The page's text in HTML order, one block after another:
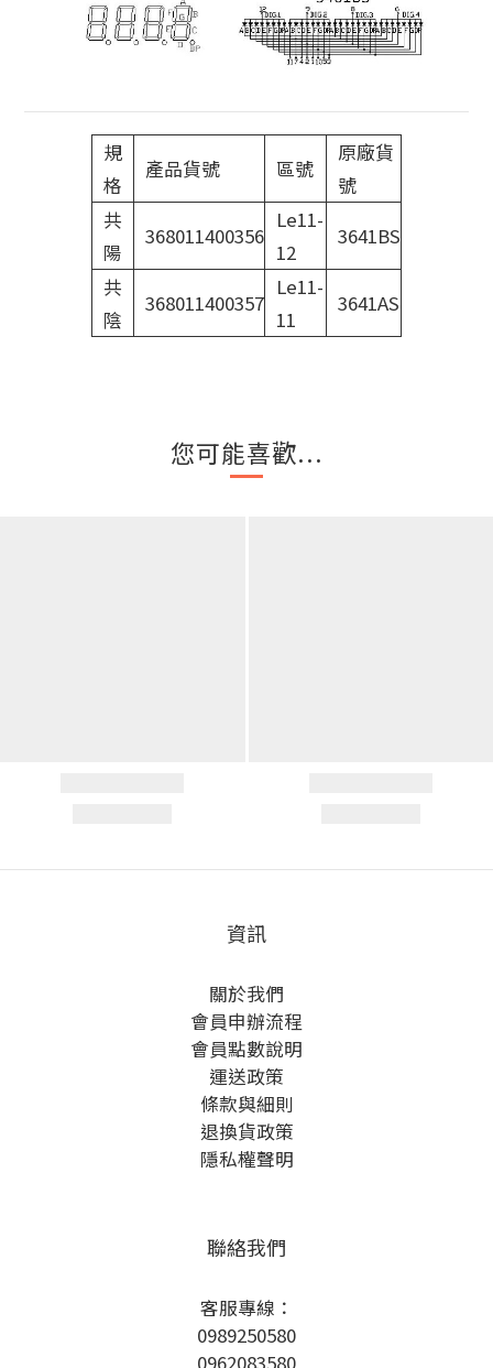
規
格
產品貨號 區號
原廠貨
號
共
陽
368011400356
Le11-
12
3641BS
共
陰
368011400357
Le11-
11
3641AS
您可能喜歡...
資訊
關於我們
會員申辦流程
會員點數說明
運送政策
條款與細則
退換貨政策
隱私權聲明
聯絡我們
客服專線：
0989250580
0962083580